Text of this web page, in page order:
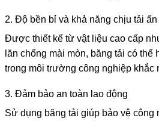
2. Độ bền bỉ và khả năng chịu tải
Được thiết kế từ vật liệu cao cấp
lăn chống mài mòn, băng tải có thể
trong môi trường công nghiệp khắc
3. Đảm bảo an toàn lao động
Sử dụng băng tải giúp bảo vệ công